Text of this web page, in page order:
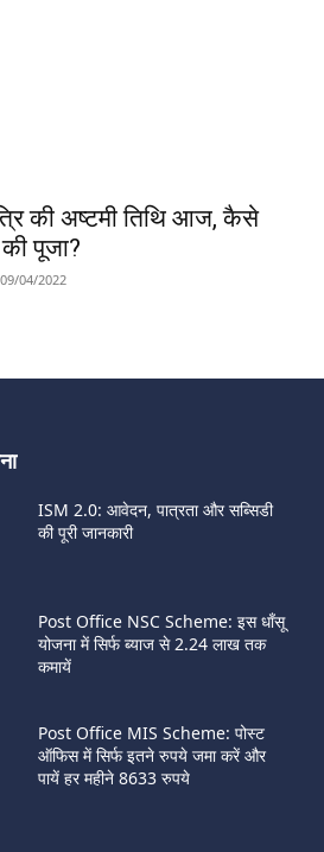
की अष्टमी तिथि आज, कैसे
की पूजा?
09/04/2022
ISM 2.0: आवेदन, पात्रता और सब्सिडी
की पूरी जानकारी
Post Office NSC Scheme: इस धाँसू
योजना में सिर्फ ब्याज से 2.24 लाख तक
कमायें
Post Office MIS Scheme: पोस्ट
ऑफिस में सिर्फ इतने रुपये जमा करें और
पायें हर महीने 8633 रुपये